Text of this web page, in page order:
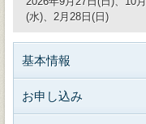
(水)、2月28日(日)
基本情報
お申し込み